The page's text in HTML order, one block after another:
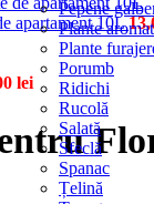
Pepene
Plante
Plante
Porumb
Ridichi
Rucolă
Salată
Sfeclă
Spanac
Țelină
apartament 10L
lei